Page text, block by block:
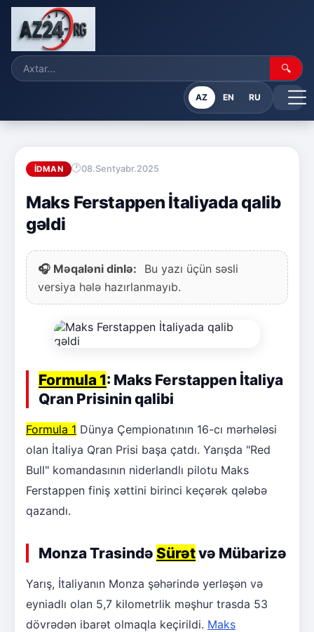
🔍
AZ EN RU
İDMAN 08.Sentyabr.2025
Maks Ferstappen İtaliyada qalib
gəldi
🎧 Məqaləni dinlə:
Bu yazı üçün səsli
versiya hələ hazırlanmayıb.
Formula 1: Maks Ferstappen İtaliya
Qran Prisinin qalibi
Formula 1 Dünya Çempionatının 16-cı mərhələsi
olan İtaliya Qran Prisi başa çatdı. Yarışda "Red
Bull" komandasının niderlandlı pilotu Maks
Ferstappen finiş xəttini birinci keçərək qələbə
qazandı.
Monza Trasində Sürətvə Mübarizə
Yarış, İtaliyanın Monza şəhərində yerləşən və
eyniadlı olan 5,7 kilometrlik məşhur trasda 53
dövrədən ibarət olmaqla keçirildi. Maks